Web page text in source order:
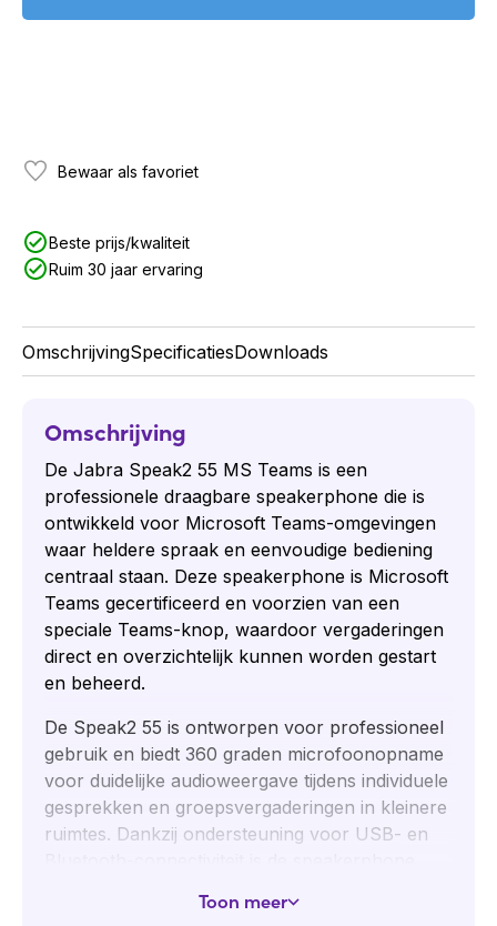
Bewaar als favoriet
Beste prijs/kwaliteit
Ruim 30 jaar ervaring
OmschrijvingSpecificatiesDownloads
Omschrijving
De Jabra Speak2 55 MS Teams is een
professionele draagbare speakerphone die is
ontwikkeld voor Microsoft Teams-omgevingen
waar heldere spraak en eenvoudige bediening
centraal staan. Deze speakerphone is Microsoft
Teams gecertificeerd en voorzien van een
speciale Teams-knop, waardoor vergaderingen
direct en overzichtelijk kunnen worden gestart
en beheerd.
De Speak2 55 is ontworpen voor professioneel
gebruik en biedt 360 graden microfoonopname
voor duidelijke audioweergave tijdens individuele
gesprekken en groepsvergaderingen in kleinere
ruimtes. Dankzij ondersteuning voor USB- en
Toon meer